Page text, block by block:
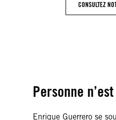
CONSULTEZ
Personne
Enrique Guerrero se